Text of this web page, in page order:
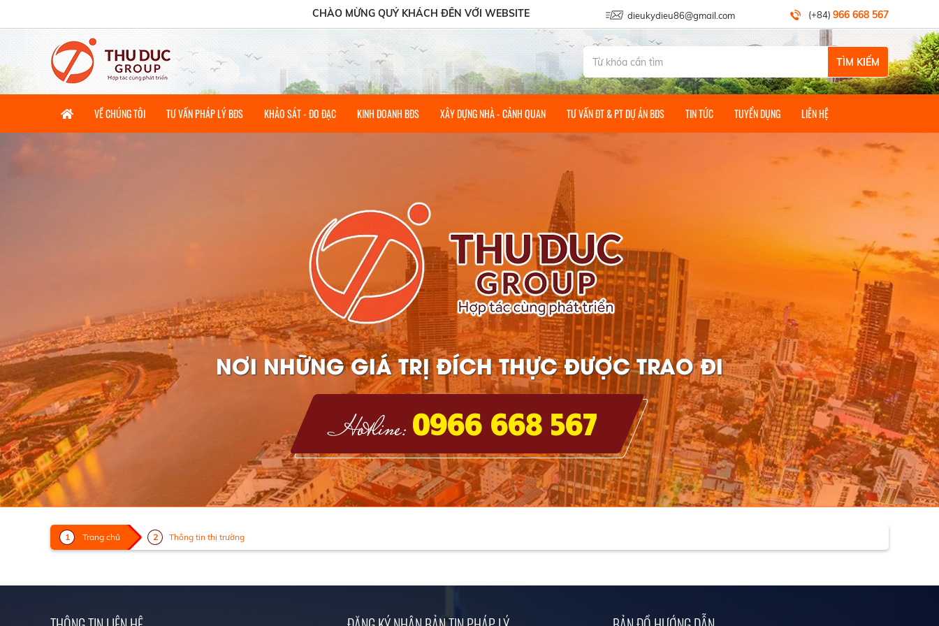
CHÀO MỪNG QUÝ KHÁCH ĐẾN VỚI WEBSITE CỦA CÔNG TY CỔ PHẦN THỦ ĐỨC GROUP!
dieukydieu86@gmail.com (+84) 966 668 567
TÌM KIẾM
VỀ CHÚNG TÔI TƯ VẤN PHÁP LÝ BĐS KHẢO SÁT - ĐO ĐẠC KINH DOANH BĐS XÂY DỰNG NHÀ - CẢNH QUAN TƯ VẤN ĐT & PT DỰ ÁN BĐS TIN TỨC TUYỂN DỤNG LIÊN HỆ
NƠI NHỮNG GIÁ TRỊ ĐÍCH THỰC ĐƯỢC TRAO ĐI
0966 668 567
Trang chủ Thông tin thị trường